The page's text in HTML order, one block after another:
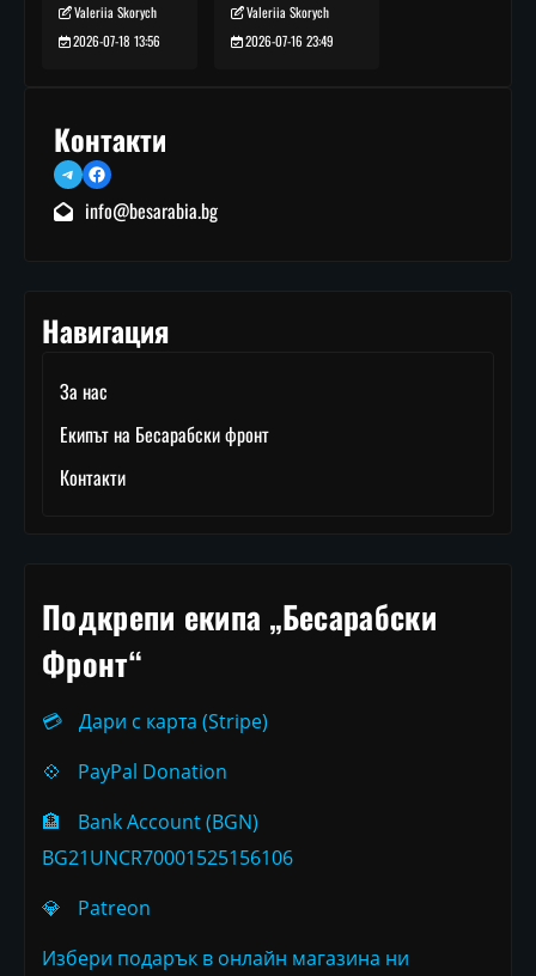
Valeriia Skorych
2026-07-18 13:56
Valeriia Skorych
2026-07-16 23:49
Контакти
TelegramFacebook
info@besarabia.bg
Навигация
За нас
Екипът на Бесарабски фронт
Контакти
Подкрепи екипа „Бесарабски
Фронт“
💳
Дари с карта (Stripe)
💠
PayPal Donation
🏦
Bank Account (BGN)
BG21UNCR70001525156106
💎
Patreon
Избери подарък в онлайн магазина ни